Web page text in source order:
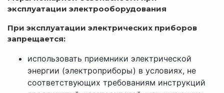
эксплуатации электрооборудования
При эксплуатации электрических приборов
запрещается:
использовать приемники электрической
энергии (электроприборы) в условиях, не
соответствующих требованиям инструкций